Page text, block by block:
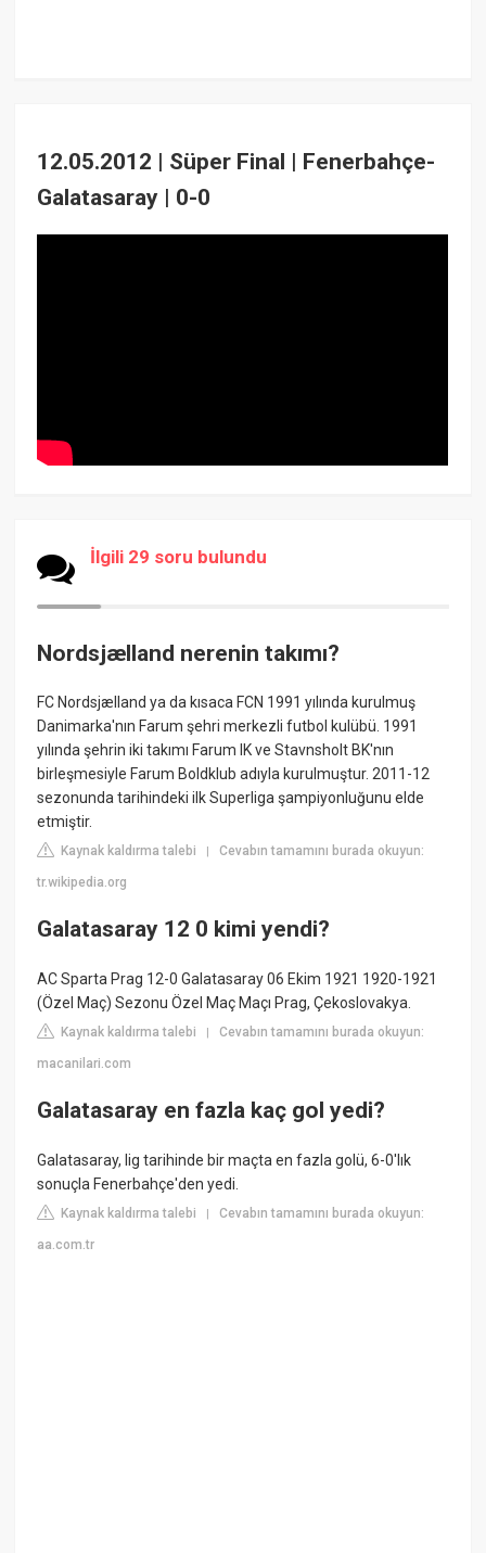
12.05.2012 | Süper Final | Fenerbahçe-
Galatasaray | 0-0
İlgili 29 soru bulundu
Nordsjælland nerenin takımı?
FC Nordsjælland ya da kısaca FCN 1991 yılında kurulmuş
Danimarka'nın Farum şehri merkezli futbol kulübü. 1991
yılında şehrin iki takımı Farum IK ve Stavnsholt BK'nın
birleşmesiyle Farum Boldklub adıyla kurulmuştur. 2011-12
sezonunda tarihindeki ilk Superliga şampiyonluğunu elde
etmiştir.
Kaynak kaldırma talebi |Cevabın tamamını burada okuyun:
tr.wikipedia.org
Galatasaray 12 0 kimi yendi?
AC Sparta Prag 12-0 Galatasaray 06 Ekim 1921 1920-1921
(Özel Maç) Sezonu Özel Maç Maçı Prag, Çekoslovakya.
Kaynak kaldırma talebi |Cevabın tamamını burada okuyun:
macanilari.com
Galatasaray en fazla kaç gol yedi?
Galatasaray, lig tarihinde bir maçta en fazla golü, 6-0'lık
sonuçla Fenerbahçe'den yedi.
Kaynak kaldırma talebi |Cevabın tamamını burada okuyun:
aa.com.tr